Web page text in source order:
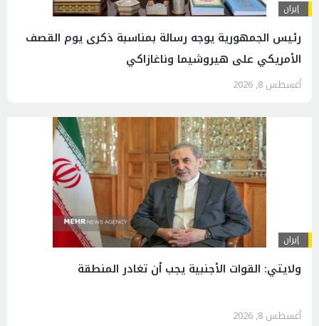
إيران
رئیس الجمهوریة يوجه رسالة بمناسبة ذكرى يوم القصف
الأمريكي على هيروشيما وناغازاكي
أغسطس 8, 2026
إيران
ولايتي: القوات الأجنبية يجب أن تغادر المنطقة
أغسطس 8, 2026